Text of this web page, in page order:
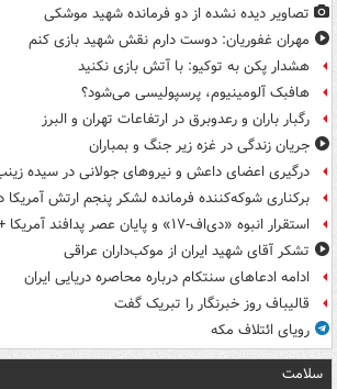
تصاویر دیده‌ نشده از دو فرمانده شهید موشکی
مهران غفوریان: دوست دارم نقش شهید بازی کنم
هشدار پکن به توکیو: با آتش بازی نکنید
هافبک آلومینیوم، پرسپولیسی می‌شود؟
رگبار باران و رعدوبرق در ارتفاعات تهران و البرز
جریان زندگی در غزه زیر جنگ و بمباران
درگیری اعضای داعش و نیروهای جولانی در سیده
برکناری شوکه‌کننده فرمانده لشکر پنجم ارتش آمریکا
استقرار انبوه «دی‌اف‑۱۷» و پایان عصر پدافند آمریکا +عکس
تشکر آقای شهید ایران از موکب‌داران عراقی
ادامه ادعاهای سنتکام درباره محاصره دریایی ایران
قالیباف روز خبرنگار را تبریک گفت
رویای ائتلاف مکه
سلامت